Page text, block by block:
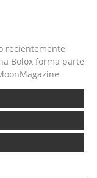
recientemente
Bolox forma parte